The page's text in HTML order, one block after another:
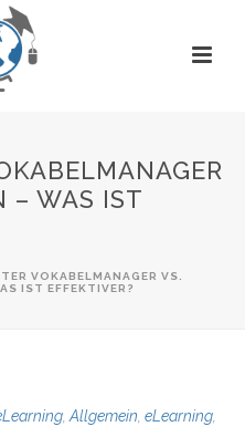
– WAS IST
VOKABELMANAGER VS.
IST EFFEKTIVER?
Allgemein eLearning